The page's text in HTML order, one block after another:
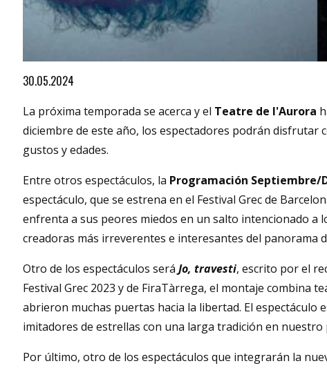
30.05.2024
La próxima temporada se acerca y el Teatre de l'Aurora
diciembre de este año, los espectadores podrán disfrutar
gustos y edades.
Entre otros espectáculos, la Programación Septiembre/
espectáculo, que se estrena en el Festival Grec de
enfrenta a sus peores miedos en un salto intencionado a
creadoras más irreverentes e interesantes del panorama
Otro de los espectáculos será Jo, travesti, escrito por el
Festival Grec 2023 y de FiraTàrrega, el montaje combina
abrieron muchas puertas hacia la libertad. El
imitadores de estrellas con una larga tradición en
Por último, otro de los espectáculos que integrarán la